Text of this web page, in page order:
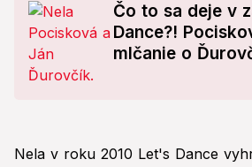
Čo to sa deje v
Dance?!
mlčanie o
Nela v roku 2010 Let's Dance